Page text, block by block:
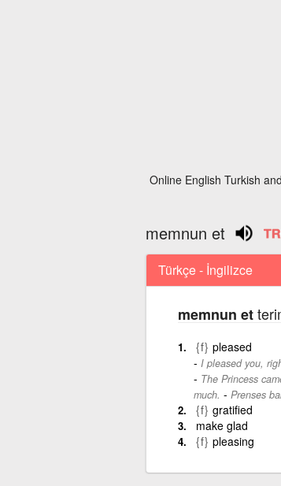
Online English Turkish
memnun et
Türkçe - İngilizce
memnun et
{f} pleased
I pleased you,
The Princess
much. - Prenses
{f} gratified
make glad
{f} pleasing